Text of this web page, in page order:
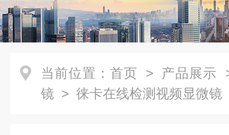
当前位置： 首页 > 产品展示
镜 > 徕卡在线检测视频显微镜